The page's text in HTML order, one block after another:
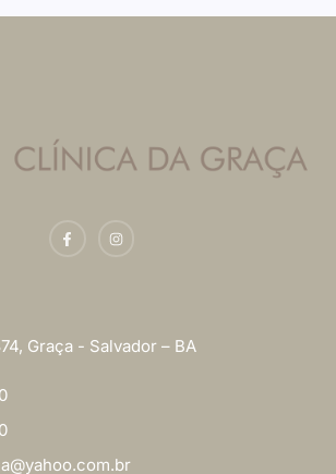
Graça - Salvador – BA